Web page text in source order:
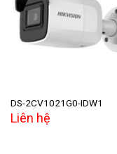
DS-2CV1021G0-IDW1
Liên hệ